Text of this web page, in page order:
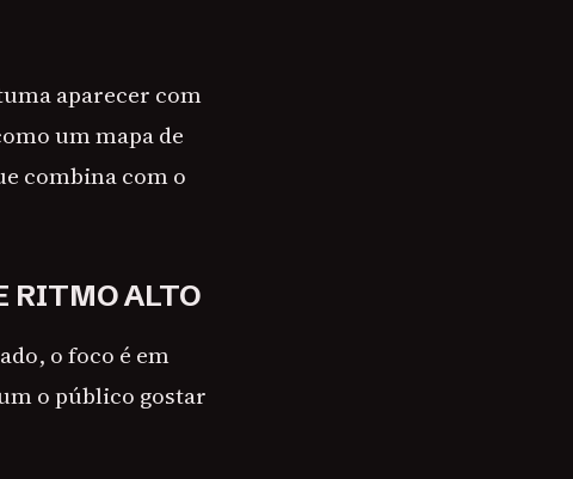
aparecer com
um mapa de
combina com o
RITMO ALTO
o foco é em
o público gostar